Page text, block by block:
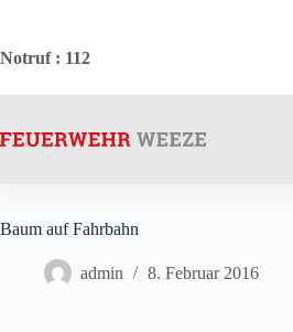
springen
Notruf: 112
Baum auf Fahrbahn
admin 8. Februar 2016